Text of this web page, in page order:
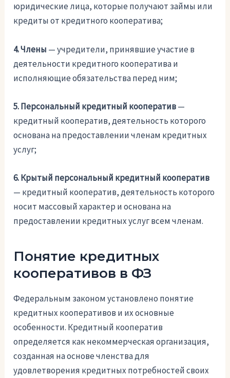
юридические лица, которые получают займы или
кредиты от кредитного кооператива;
4. Члены — учредители, принявшие участие в
деятельности кредитного кооператива и
исполняющие обязательства перед ним;
5. Персональный кредитный кооператив—
кредитный кооператив, деятельность которого
основана на предоставлении членам кредитных
услуг;
6. Крытый персональный кредитный кооператив
— кредитный кооператив, деятельность которого
носит массовый характер и основана на
предоставлении кредитных услуг всем членам.
Понятие кредитных
кооперативов в ФЗ
Федеральным законом установлено понятие
кредитных кооперативов и их основные
особенности. Кредитный кооператив
определяется как некоммерческая организация,
созданная на основе членства для
удовлетворения кредитных потребностей своих